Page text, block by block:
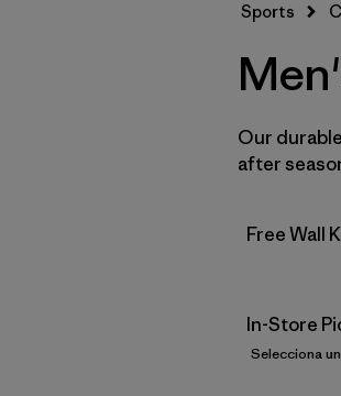
Sports
Our
after
Free Wall
In-Store
Selecciona